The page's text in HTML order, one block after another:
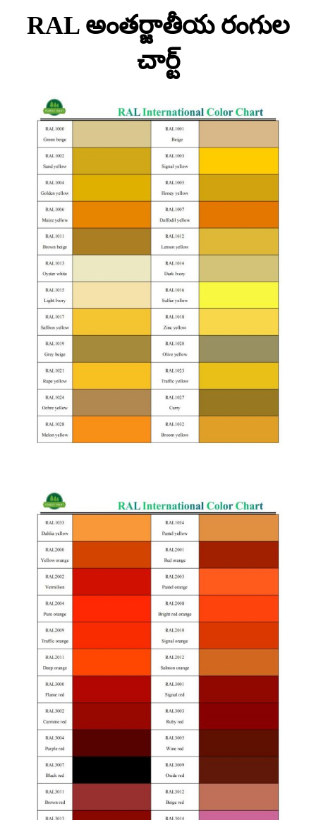
RAL అంతర్జాతీయ రంగుల
చార్ట్